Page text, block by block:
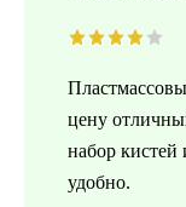
цену
набор кистей
удобно.